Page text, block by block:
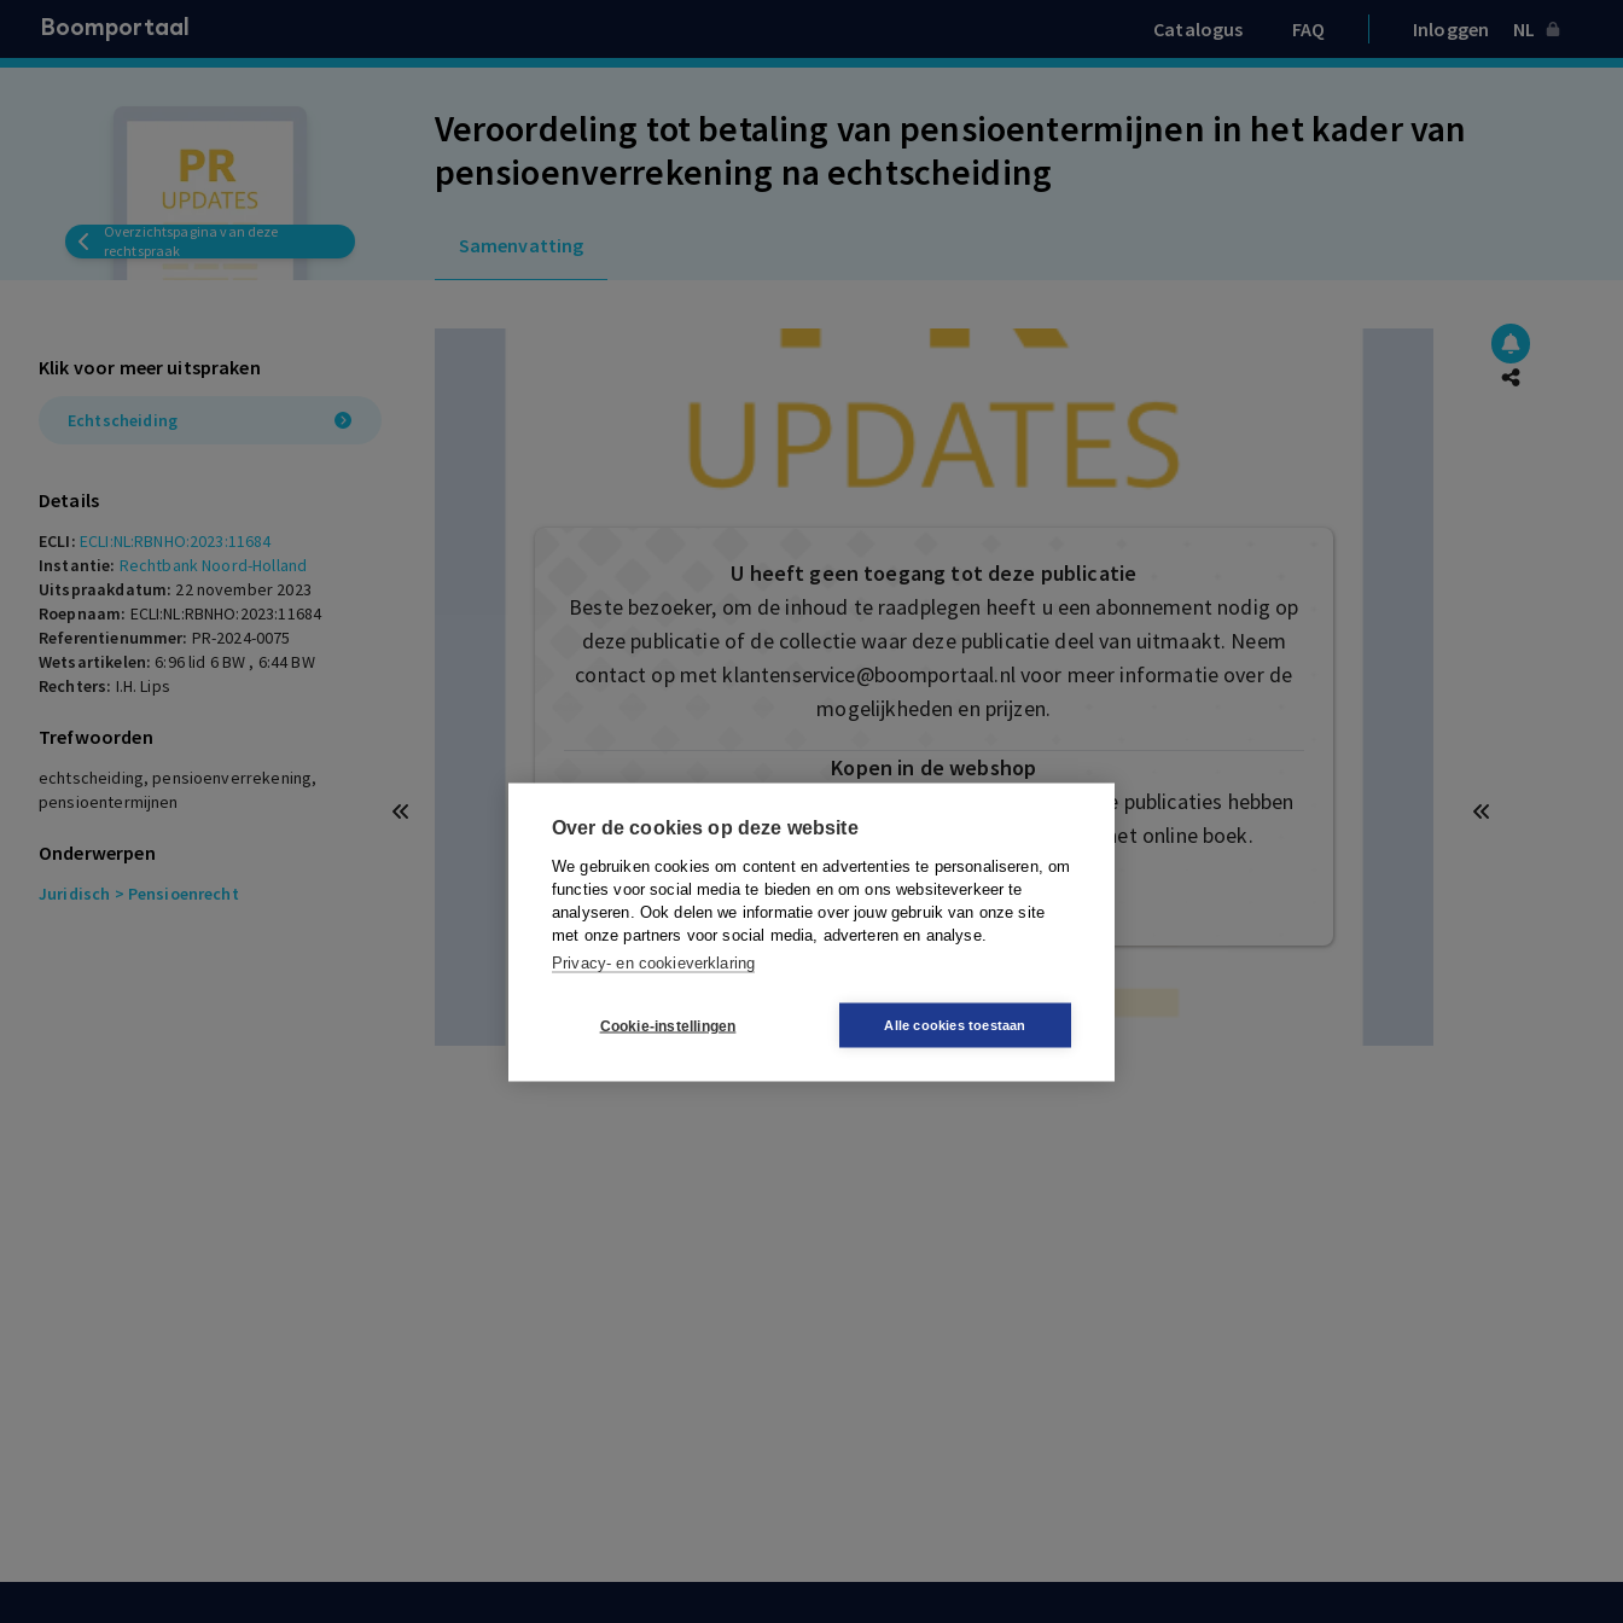
Over de cookies op deze website
We gebruiken cookies om content en advertenties te personaliseren, om
functies voor social media te bieden en om ons websiteverkeer te
analyseren. Ook delen we informatie over jouw gebruik van onze site
met onze partners voor social media, adverteren en analyse.
Privacy- en cookieverklaring
Cookie-instellingen Alle cookies toestaan
Boomportaal Catalogus FAQ Inloggen NL
Overzichtspagina van deze
rechtspraak
Veroordeling tot betaling van pensioentermijnen in het kader van
pensioenverrekening na echtscheiding
Samenvatting
Klik voor meer uitspraken
Echtscheiding
Details
ECLI: ECLI:NL:RBNHO:2023:11684
Instantie: Rechtbank Noord-Holland
Uitspraakdatum: 22 november 2023
Roepnaam: ECLI:NL:RBNHO:2023:11684
Referentienummer: PR-2024-0075
Wetsartikelen: 6:96 lid 6 BW , 6:44 BW
Rechters: I.H. Lips
Trefwoorden
echtscheiding, pensioenverrekening,
pensioentermijnen
Onderwerpen
Juridisch > Pensioenrecht
U heeft geen toegang tot deze publicatie
Beste bezoeker, om de inhoud te raadplegen heeft u een abonnement nodig op
deze publicatie of de collectie waar deze publicatie deel van uitmaakt. Neem
contact op met klantenservice@boomportaal.nlvoor meer informatie over de
mogelijkheden en prijzen.
Kopen in de webshop
Deze publicatie is ook te vinden in onze webshop. Sommige publicaties hebben
ook de mogelijkheid om direct toegang te kopen tot het online boek.
Naar de webshop